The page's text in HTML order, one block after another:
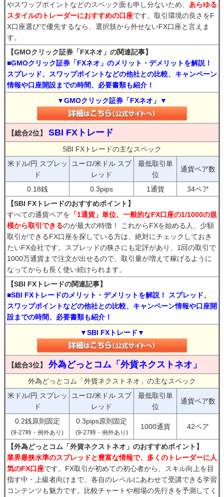
やスワップポイントなどのスペック面も申し分ないため、 あらゆる
スタイルのトレーダーにおすすめの口座です。取引環境の良さをF
X口座選びで優先するなら、選択肢から外せないFX口座と言えま
す。
【GMOクリック証券「FXネオ」の関連記事】
■GMOクリック証券「FXネオ」のメリット・デメリットを解説！
スプレッド、スワップポイントなどの他社との比較、キャンペーン
情報や口座開設までの時間、必要書類も紹介！
▼GMOクリック証券「FXネオ」▼
【総合2位】 SBI FXトレード
SBI FXトレードの主なスペック
米ドル/円 スプレッ
ド
ユーロ/米ドル スプ
レッド
最低取引単
位
通貨ペア数
0.18銭 0.3pips 1通貨
34ペア
【SBI FXトレードのおすすめポイント】
すべての通貨ペアを 「1通貨」単位、一般的なFX口座の1/1000の規
模から取引できるのが最大の特徴！ これからFXを始める人、少額
取引ができるFX口座を探している方は、絶対にチェックしておき
たいFX会社です。スプレッドの狭さにも定評があり、1回の取引で
1000万通貨まで注文が出せるので、取引量が増えて稼げるように
なってからも長く使い続けられます。
【SBI FXトレードの関連記事】
■SBI FXトレードのメリット・デメリットを解説！ スプレッド、
スワップポイントなどの他社との比較、キャンペーン情報や口座開
設までの時間、必要書類も紹介！
▼SBI FXトレード▼
【総合3位】 外為どっとコム「外貨ネクストネオ」
外為どっとコム「外貨ネクストネオ」の主なスペック
米ドル/円 スプレッ
ド
ユーロ/米ドル スプ
レッド
最低取引単
位
通貨ペア数
0.2銭原則固定
(9-27時・例外あり)
0.3pips原則固定
(9-27時・例外あり)
1000通貨 42ペア
【外為どっとコム「外貨ネクストネオ」のおすすめポイント】
業界最狭水準のスプレッドと豊富な情報で、多くのトレーダーに人
気のFX口座です。FX取引が初めての初心者から、スキル向上を目
指す中・上級者向けまで、各自のレベルにあわせて受講できる学習
コンテンツも魅力です。比較チャートや相場の先行きを予測してく